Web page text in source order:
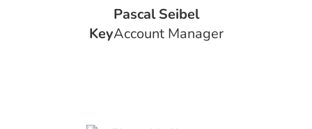
Pascal Seibel
‍KeyAccount Manager